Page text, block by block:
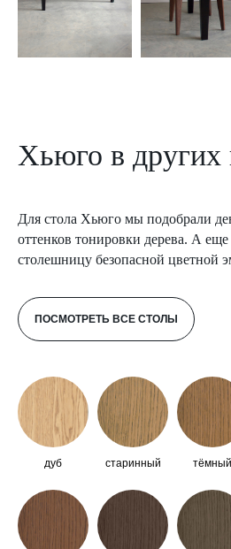
Хьюго в других
Для стола Хьюго мы подобрали
оттенков тонировки дерева. А
столешницу безопасной цветной
ПОСМОТРЕТЬ ВСЕ СТОЛЫ
дуб старинный тёмный